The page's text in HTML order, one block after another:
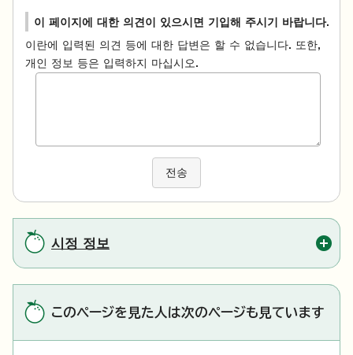
이 페이지에 대한 의견이 있으시면 기입해 주시기 바랍니다.
이란에 입력된 의견 등에 대한 답변은 할 수 없습니다. 또한,
개인 정보 등은 입력하지 마십시오.
전송
시정 정보
このページを見た人は次のページも見ています